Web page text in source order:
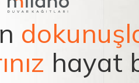
hayat